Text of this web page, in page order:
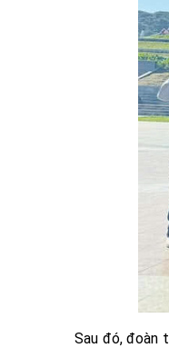
Sau đó, đoàn